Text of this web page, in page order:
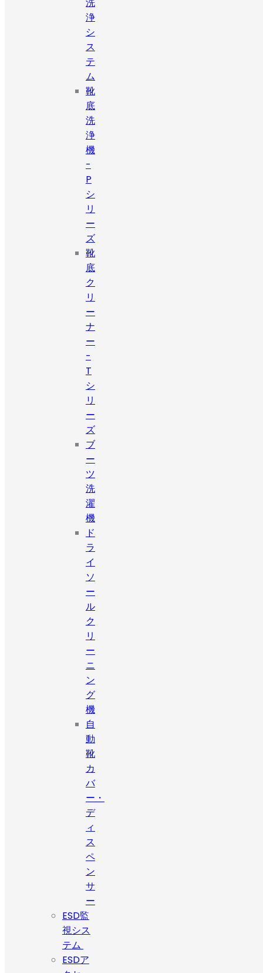
洗
浄
シ
ス
テ
ム
靴
底
洗
浄
機
-
P
シ
リ
ー
ズ
靴
底
ク
リ
ー
ナ
ー
-
T
シ
リ
ー
ズ
ブ
ー
ツ
洗
濯
機
ド
ラ
イ
ソ
ー
ル
ク
リ
ー
ニ
ン
グ
機
自
動
靴
カ
バ
ー・
デ
ィ
ス
ペ
ン
サ
ー
ESD監
視シス
テム
ESDア